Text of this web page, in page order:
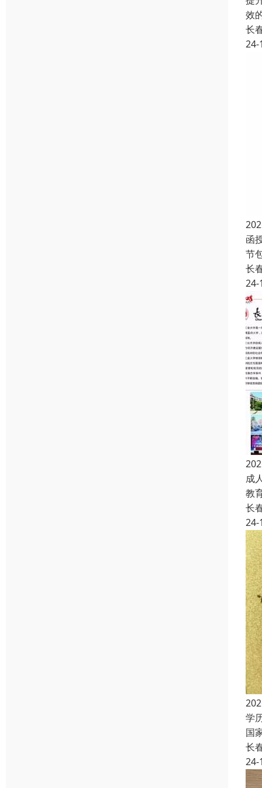
效
长
24-
函
节
长
24-
成
教
长
24-
学
国
长
24-